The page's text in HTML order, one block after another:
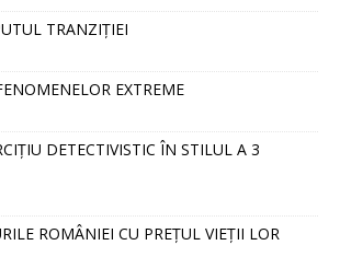
TRANZIȚIEI
EXTREME
DETECTIVISTIC ÎN STILUL A 3
ROMÂNIEI CU PREȚUL VIEȚII LOR